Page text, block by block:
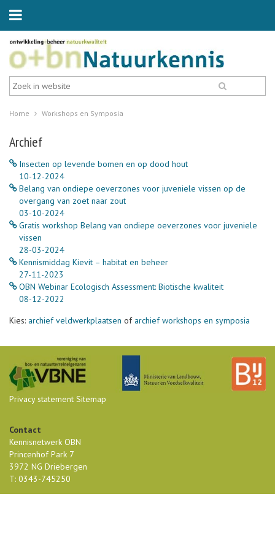
Home Workshops en Symposia
Archief
Insecten op levende bomen en op dood hout
10-12-2024
Belang van ondiepe oeverzones voor juveniele vissen op de
overgang van zoet naar zout
03-10-2024
Gratis workshop Belang van ondiepe oeverzones voor juveniele
vissen
28-03-2024
Kennismiddag Kievit – habitat en beheer
27-11-2023
OBN Webinar Ecologisch Assessment: Biotische kwaliteit
08-12-2022
Kies: archief veldwerkplaatsen of archief workshops en symposia
Privacy statement Sitemap
Contact
Kennisnetwerk OBN
Princenhof Park 7
3972 NG Driebergen
T: 0343-745250